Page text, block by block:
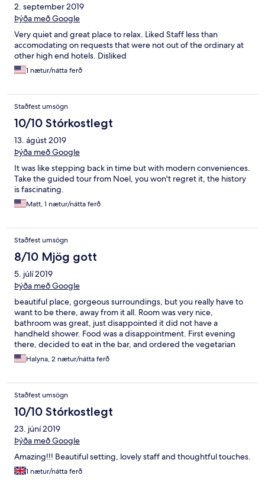
2. september 2019
Þýða með Google
Very quiet and great place to relax. Liked Staff less than
accomodating on requests that were not out of the ordinary at
other high end hotels. Disliked
1 nætur/nátta ferð
Staðfest umsögn
10/10 Stórkostlegt
13. ágúst 2019
Þýða með Google
It was like stepping back in time but with modern conveniences.
Take the guided tour from Noel, you won't regret it, the history
is fascinating.
Matt, 1 nætur/nátta ferð
Staðfest umsögn
8/10 Mjög gott
5. júlí 2019
Þýða með Google
beautiful place, gorgeous surroundings, but you really have to
want to be there, away from it all. Room was very nice,
bathroom was great, just disappointed it did not have a
handheld shower. Food was a disappointment. First evening
there, decided to eat in the bar, and ordered the vegetarian
dish, nocchi, for €20, and I got five nochjis on the plate. I
complained to the waiter, so they sent out three more , for a
they did not charge for the plate. The next night, we were
going to eat in the dining room. Dinner was fixed price, €70 for
three courses, so we were expecting a really special dinner.
Imagine our surprise when we saw that one of the choices for
the entree, or main as they say there, was the same dish of
nocchis that was offered in the bar the night before. That was
very satisfactory duck dish for €22. Just a warning about the
food.
Halyna, 2 nætur/nátta ferð
Staðfest umsögn
10/10 Stórkostlegt
23. júní 2019
Þýða með Google
Amazing!!! Beautiful setting, lovely staff and thoughtful touches.
1 nætur/nátta ferð